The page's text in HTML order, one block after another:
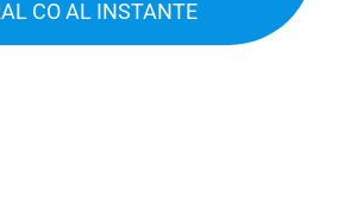
CO AL INSTANTE